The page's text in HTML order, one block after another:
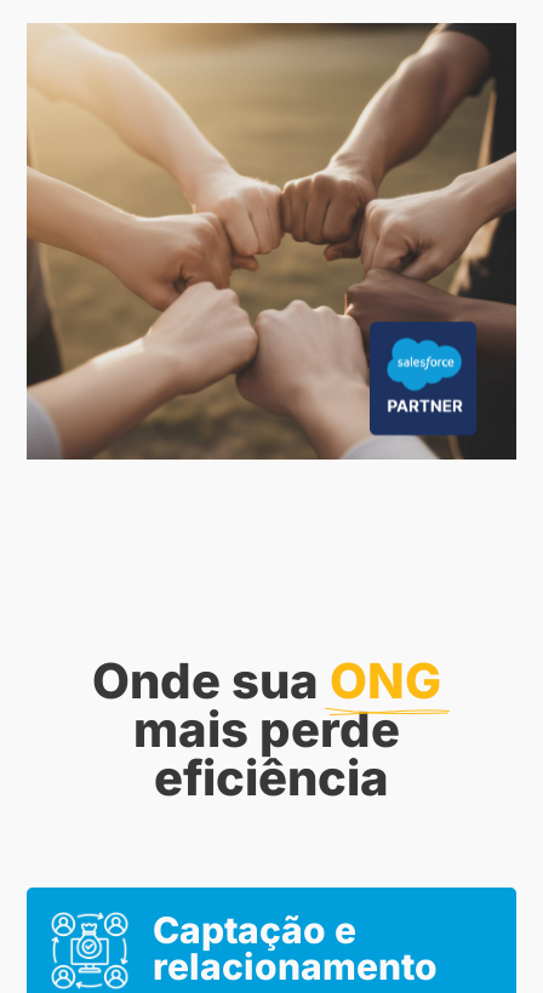
Onde sua ONG
mais perde
eficiência
Captação e
relacionamento